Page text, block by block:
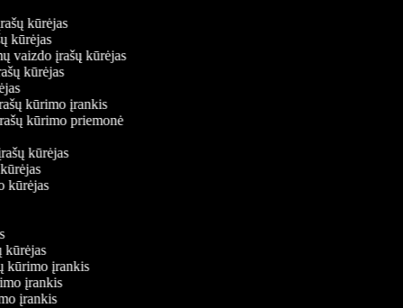
kūrėjas
kūrėjas
vaizdo įrašų kūrėjas
kūrėjas
kūrimo įrankis
kūrimo priemonė
kūrėjas
kūrėjas
kūrėjas
kūrimo įrankis
įrankis
įrankis